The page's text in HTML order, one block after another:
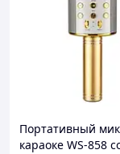
Портативный
караоке WS-858